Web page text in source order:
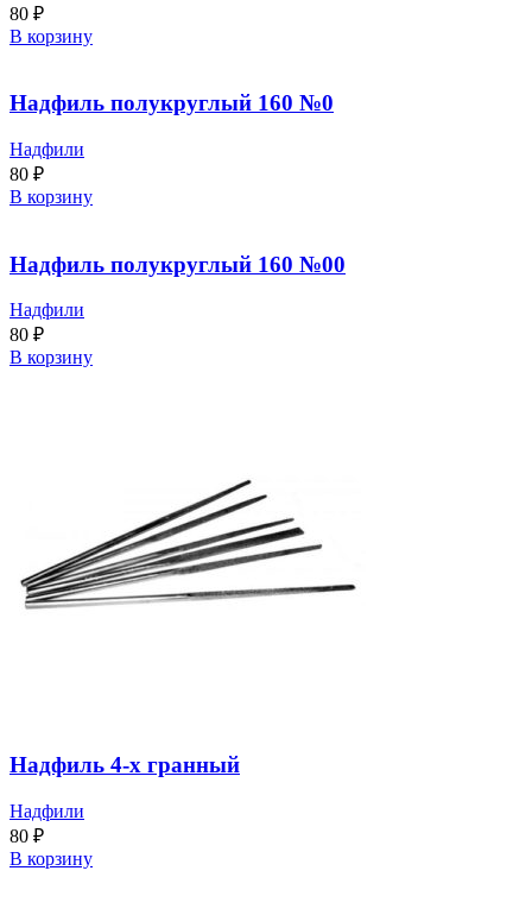
80 ₽
В корзину
Надфиль полукруглый 160 №0
Надфили
80 ₽
В корзину
Надфиль полукруглый 160 №00
Надфили
80 ₽
В корзину
Надфиль 4-х гранный
Надфили
80 ₽
В корзину